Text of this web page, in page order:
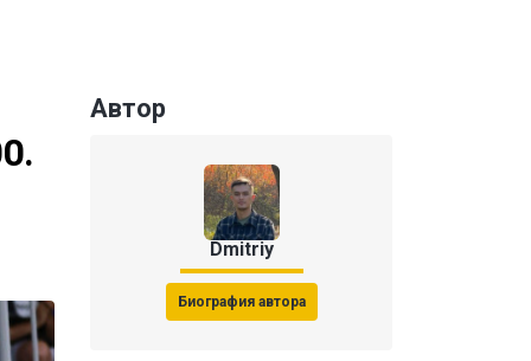
Автор
Dmitriy
Биография автора